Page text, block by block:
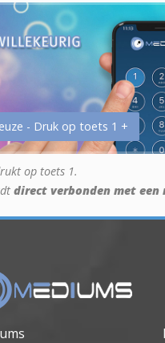
- Druk op toets 1 +
op toets 1.
direct verbonden met een